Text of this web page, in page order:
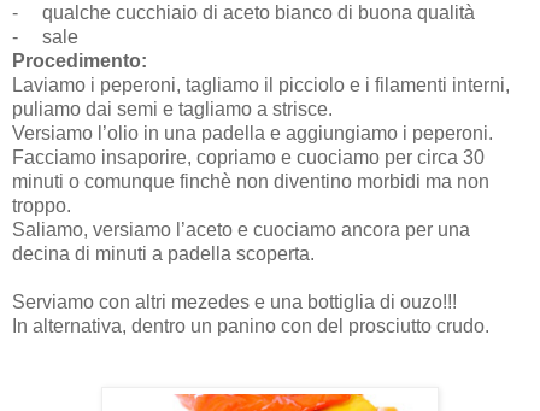
-
qualche cucchiaio di aceto bianco di buona qualità
-
sale
Procedimento:
Laviamo i peperoni, tagliamo il picciolo e i filamenti interni,
puliamo dai semi e tagliamo a strisce.
Versiamo l’olio in una padella e aggiungiamo i peperoni.
Facciamo insaporire, copriamo e cuociamo per circa 30
minuti o comunque finchè non diventino morbidi ma non
troppo.
Saliamo, versiamo l’aceto e cuociamo ancora per una
decina di minuti a padella scoperta.
Serviamo con altri mezedes e una bottiglia di ouzo!!!
In alternativa, dentro un panino con del prosciutto crudo.